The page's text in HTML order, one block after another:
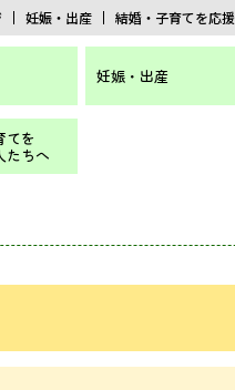
妊娠・出産 結婚・子育てを応
妊娠・出産
てを
たちへ